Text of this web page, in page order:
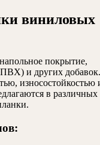
виниловых
покрытие,
и других добавок.
износостойкостью
в различных